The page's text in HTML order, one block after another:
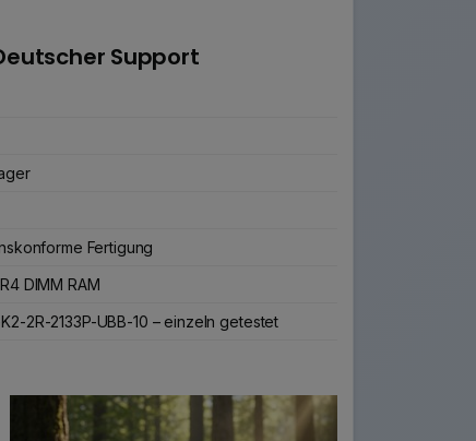
Support
Fertigung
DIMM RAM
2R-2133P-UBB-10 – einzeln getestet